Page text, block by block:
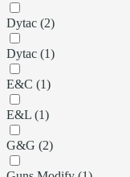
Dytac (2)
Dytac (1)
E&C (1)
E&L (1)
G&G (2)